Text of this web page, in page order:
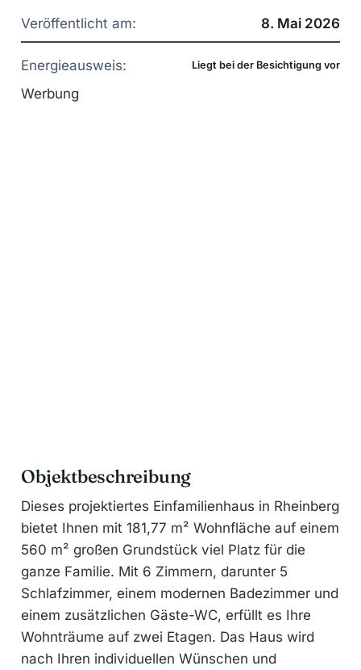
Veröffentlicht am: 8. Mai 2026
Energieausweis: Liegt bei der Besichtigung vor
Werbung
Objektbeschreibung
Dieses projektiertes Einfamilienhaus in Rheinberg
bietet Ihnen mit 181,77 m² Wohnfläche auf einem
560 m² großen Grundstück viel Platz für die
ganze Familie. Mit 6 Zimmern, darunter 5
Schlafzimmer, einem modernen Badezimmer und
einem zusätzlichen Gäste-WC, erfüllt es Ihre
Wohnträume auf zwei Etagen. Das Haus wird
nach Ihren individuellen Wünschen und